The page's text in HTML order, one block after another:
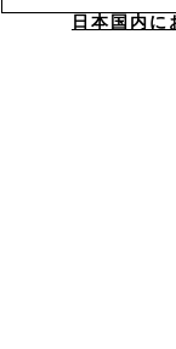
日本国内に